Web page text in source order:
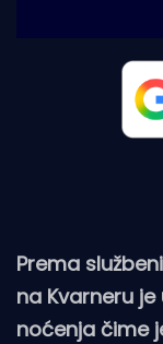
Prema
na Kvarneru
noćenja čime